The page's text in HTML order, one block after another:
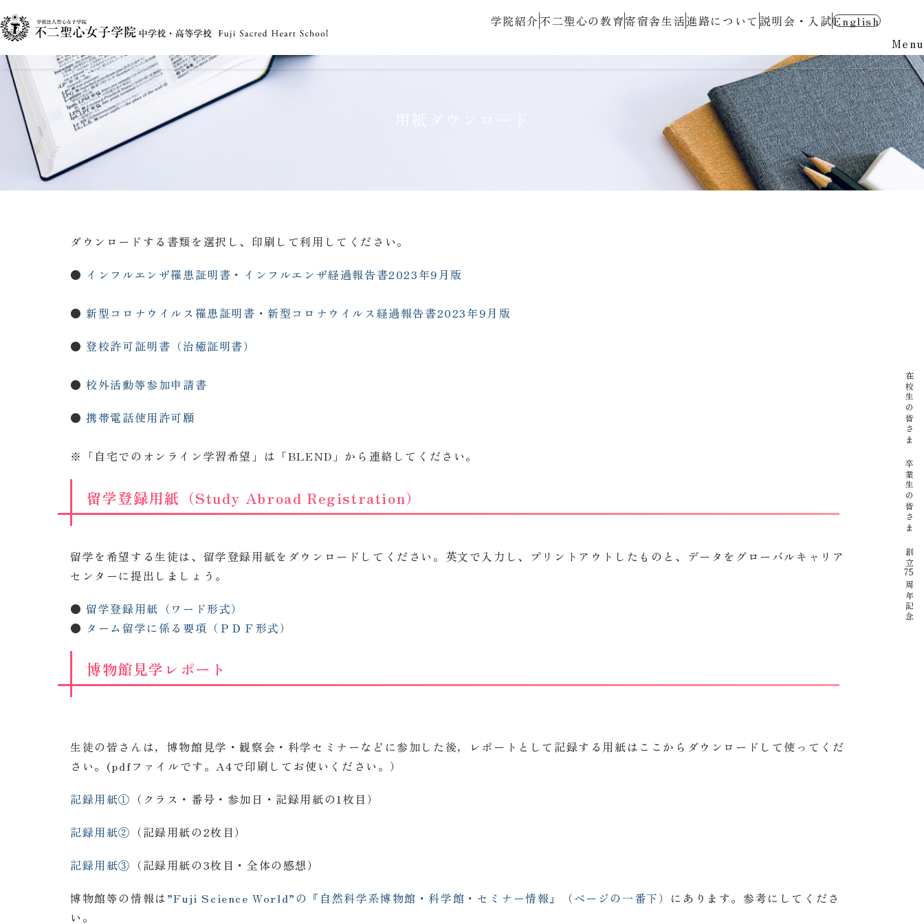
学院紹介不二聖心の教育寄宿舎生活進路について 説明会・入試English
Menu
ダウンロードする書類を選択し、印刷して利用してください。
● インフルエンザ罹患証明書・インフルエンザ経過報告書2023年9月版
●新型コロナウイルス 罹患証明書・新型コロナウイルス経過報告書2023年9月版
●登校許可証明書（治癒証明書）
●校外活動等参加申請書
●携帯電話使用許可願
※「自宅でのオンライン学習希望」は「BLEND」から連絡してください。
留学登録用紙（Study Abroad Registration）
留学を希望する生徒は、留学登録用紙をダウンロードしてください。英文で入力し、プリントアウトしたものと、データをグローバルキャリア
センターに提出しましょう。
●留学登録用紙（ワード形式）
● ターム留学に係る要項（ＰＤＦ形式）
博物館見学レポート
生徒の皆さんは，博物館見学・観察会・科学セミナーなどに参加した後，レポートとして記録する用紙はここからダウンロードして使ってくだ
さい。(pdfファイルです。A4で印刷してお使いください。）
記録用紙① （クラス・番号・参加日・記録用紙の1枚目）
記録用紙② （記録用紙の2枚目）
記録用紙③ （記録用紙の3枚目・全体の感想）
博物館等の情報は”Fuji Science World”の『自然科学系博物館・科学館・セミナー情報』（ページの一番下） にあります。参考にしてくださ
い。
在校生の皆さま
卒業生の皆さま
創立
75
周年記念